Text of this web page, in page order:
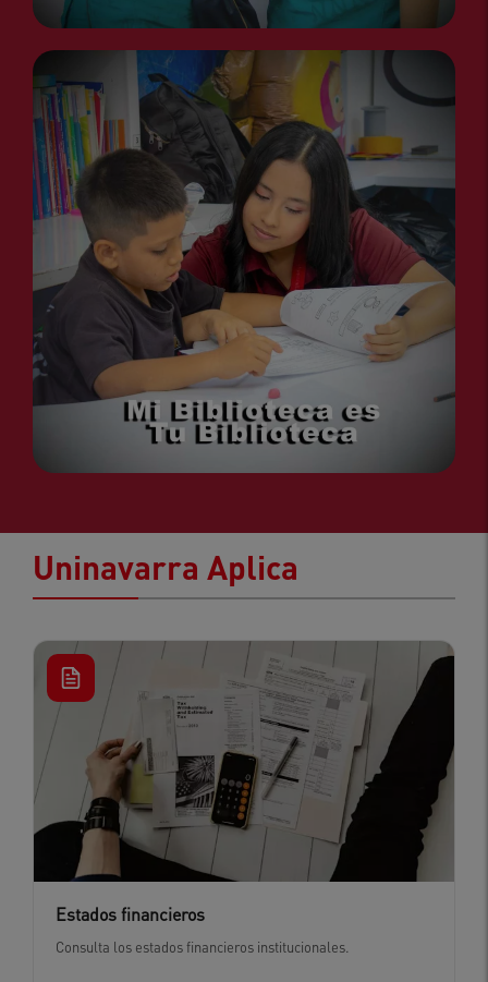
Uninavarra Aplica
Estados financieros
Consulta los estados financieros institucionales.